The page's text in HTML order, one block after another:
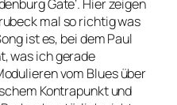
Gate‘. Hier zeigen
mal so richtig was
ist es, bei dem Paul
was ich gerade
vom Blues über
Kontrapunkt und